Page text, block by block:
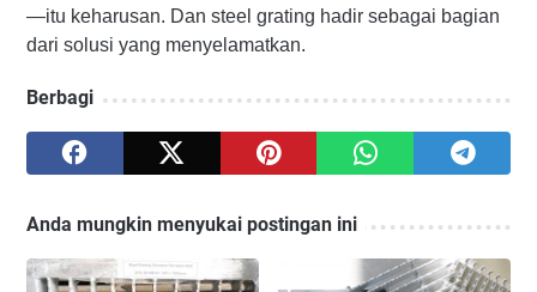
—itu keharusan. Dan steel grating hadir sebagai bagian
dari solusi yang menyelamatkan.
Berbagi
Anda mungkin menyukai postingan ini